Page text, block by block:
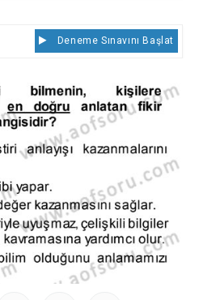
Deneme Sınavını Başlat